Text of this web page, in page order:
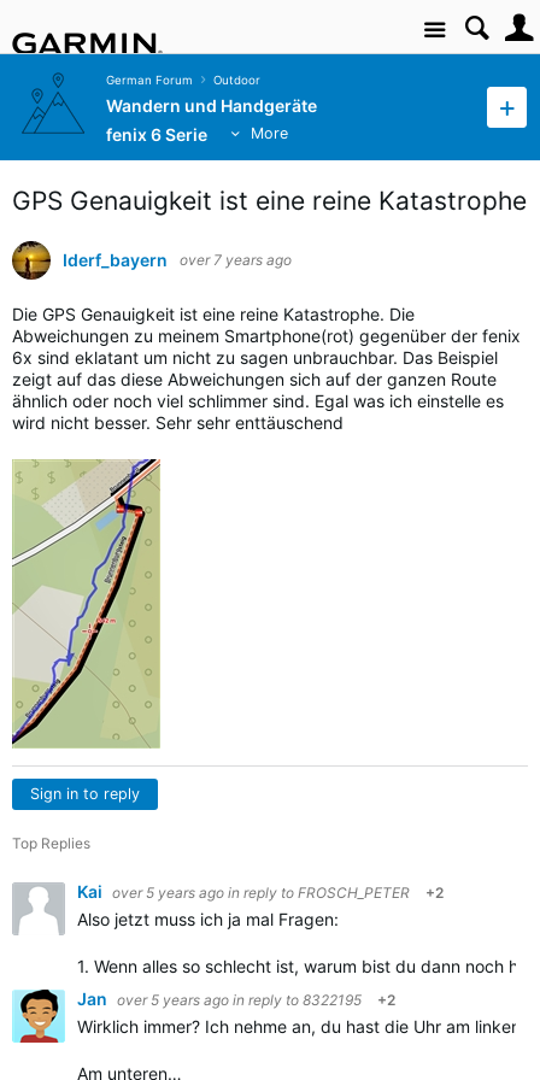
Site
German Forum Outdoor
Wandern und Handgeräte
fenix 6 Serie
More
GPS Genauigkeit ist eine reine Katastrophe
Iderf_bayern over 7 years ago
Die GPS Genauigkeit ist eine reine Katastrophe. Die
Abweichungen zu meinem Smartphone(rot) gegenüber der fenix
6x sind eklatant um nicht zu sagen unbrauchbar. Das Beispiel
zeigt auf das diese Abweichungen sich auf der ganzen Route
ähnlich oder noch viel schlimmer sind. Egal was ich einstelle es
wird nicht besser. Sehr sehr enttäuschend
Sign in to reply
Top Replies
Kai over 5 years ago in reply to FROSCH_PETER +2
Also jetzt muss ich ja mal Fragen:
1. Wenn alles so schlecht ist, warum bist du dann noch
Jan over 5 years ago in reply to 8322195 +2
Wirklich immer? Ich nehme an, du hast die Uhr am linken
Am unteren…